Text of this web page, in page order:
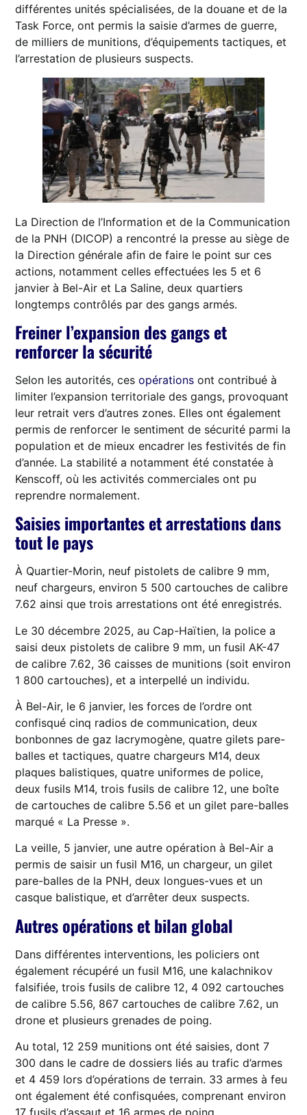
différentes unités spécialisées, de la douane et de la
Task Force, ont permis la saisie d’armes de guerre,
de milliers de munitions, d’équipements tactiques, et
l’arrestation de plusieurs suspects.
La Direction de l’Information et de la Communication
de la PNH (DICOP) a rencontré la presse au siège de
la Direction générale afin de faire le point sur ces
actions, notamment celles effectuées les 5 et 6
janvier à Bel-Air et La Saline, deux quartiers
longtemps contrôlés par des gangs armés.
Freiner l’expansion des gangs et
renforcer la sécurité
Selon les autorités, cesopérations ont contribué à
limiter l’expansion territoriale des gangs, provoquant
leur retrait vers d’autres zones. Elles ont également
permis de renforcer le sentiment de sécurité parmi la
population et de mieux encadrer les festivités de fin
d’année. La stabilité a notamment été constatée à
Kenscoff, où les activités commerciales ont pu
reprendre normalement.
Saisies importantes et arrestations dans
tout le pays
À Quartier-Morin, neuf pistolets de calibre 9 mm,
neuf chargeurs, environ 5 500 cartouches de calibre
7.62 ainsi que trois arrestations ont été enregistrés.
Le 30 décembre 2025, au Cap-Haïtien, la police a
saisi deux pistolets de calibre 9 mm, un fusil AK-47
de calibre 7.62, 36 caisses de munitions (soit environ
1 800 cartouches), et a interpellé un individu.
À Bel-Air, le 6 janvier, les forces de l’ordre ont
confisqué cinq radios de communication, deux
bonbonnes de gaz lacrymogène, quatre gilets pare-
balles et tactiques, quatre chargeurs M14, deux
plaques balistiques, quatre uniformes de police,
deux fusils M14, trois fusils de calibre 12, une boîte
de cartouches de calibre 5.56 et un gilet pare-balles
marqué « La Presse ».
La veille, 5 janvier, une autre opération à Bel-Air a
permis de saisir un fusil M16, un chargeur, un gilet
pare-balles de la PNH, deux longues-vues et un
casque balistique, et d’arrêter deux suspects.
Autres opérations et bilan global
Dans différentes interventions, les policiers ont
également récupéré un fusil M16, une kalachnikov
falsifiée, trois fusils de calibre 12, 4 092 cartouches
de calibre 5.56, 867 cartouches de calibre 7.62, un
drone et plusieurs grenades de poing.
Au total, 12 259 munitions ont été saisies, dont 7
300 dans le cadre de dossiers liés au trafic d’armes
et 4 459 lors d’opérations de terrain. 33 armes à feu
ont également été confisquées, comprenant environ